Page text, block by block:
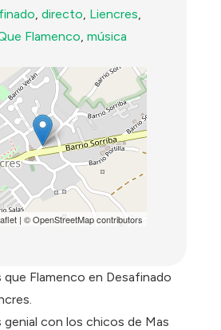
,directo, Liencres,
Flamenco,música
| ©OpenStreetMapcontributors
Flamenco en Desafinado
genial con los chicos de Mas